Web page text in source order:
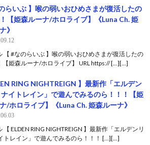
のらいぶ 】喉の弱いおひめさまが復活したの
【姫森ルーナ/ホロライブ】《Luna Ch. 姫
》
【 #なのらいぶ 】喉の弱いおひめさまが復活したの
【姫森ルーナ/ホロライブ】 URL https:// […][…]
RING NIGHTREIGN 】最新作「エルデン
ナイトレイン」で遊んでみるのら！！！【姫
/ホロライブ】《Luna Ch. 姫森ルーナ》
【 ELDEN RING NIGHTREIGN 】最新作「エルデンリ
トレイン」で遊んでみるのら！！！ […][…]